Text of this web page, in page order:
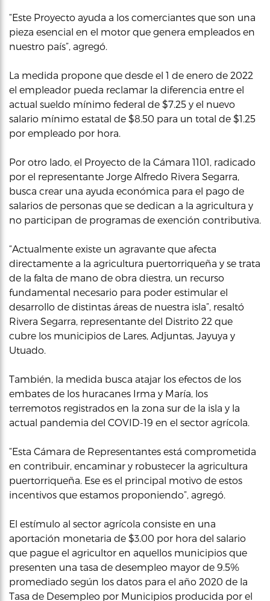
“Este Proyecto ayuda a los comerciantes que son una
pieza esencial en el motor que genera empleados en
nuestro país”, agregó.
La medida propone que desde el 1 de enero de 2022
el empleador pueda reclamar la diferencia entre el
actual sueldo mínimo federal de $7.25 y el nuevo
salario mínimo estatal de $8.50 para un total de $1.25
por empleado por hora.
Por otro lado, el Proyecto de la Cámara 1101, radicado
por el representante Jorge Alfredo Rivera Segarra,
busca crear una ayuda económica para el pago de
salarios de personas que se dedican a la agricultura y
no participan de programas de exención contributiva.
“Actualmente existe un agravante que afecta
directamente a la agricultura puertorriqueña y se trata
de la falta de mano de obra diestra, un recurso
fundamental necesario para poder estimular el
desarrollo de distintas áreas de nuestra isla”, resaltó
Rivera Segarra, representante del Distrito 22 que
cubre los municipios de Lares, Adjuntas, Jayuya y
Utuado.
También, la medida busca atajar los efectos de los
embates de los huracanes Irma y María, los
terremotos registrados en la zona sur de la isla y la
actual pandemia del COVID-19 en el sector agrícola.
“Esta Cámara de Representantes está comprometida
en contribuir, encaminar y robustecer la agricultura
puertorriqueña. Ese es el principal motivo de estos
incentivos que estamos proponiendo”, agregó.
El estímulo al sector agrícola consiste en una
aportación monetaria de $3.00 por hora del salario
que pague el agricultor en aquellos municipios que
presenten una tasa de desempleo mayor de 9.5%
promediado según los datos para el año 2020 de la
Tasa de Desempleo por Municipios producida por el